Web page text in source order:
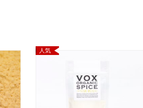
人気